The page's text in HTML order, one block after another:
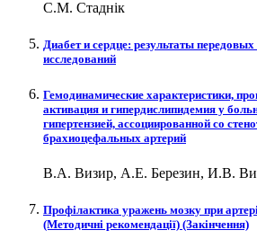
С.М. Стаднік
Диабет и сердце: результаты
исследований
Гемодинамические характеристики,
активация и гипердислипидемия у
гипертензией, ассоциированной со
брахиоцефальных артерий
В.А. Визир, А.Е. Березин, И.В.
Профілактика уражень мозку при
(Методичні рекомендації) (Закінчення)